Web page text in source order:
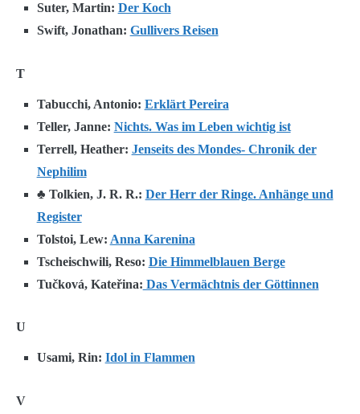
Suter, Martin: Der Koch
Swift, Jonathan: Gullivers Reisen
T
Tabucchi, Antonio: Erklärt Pereira
Teller, Janne: Nichts. Was im Leben wichtig ist
Terrell, Heather: Jenseits des Mondes- Chronik der
Nephilim
♣ Tolkien, J. R. R.: Der Herr der Ringe. Anhänge und
Register
Tolstoi, Lew: Anna Karenina
Tscheischwili, Reso: Die Himmelblauen Berge
Tučková, Kateřina: Das Vermächtnis der Göttinnen
U
Usami, Rin: Idol in Flammen
V